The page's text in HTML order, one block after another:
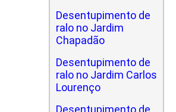
Desentupimento de
ralo no Jardim
Chapadão
Desentupimento de
ralo no Jardim Carlos
Lourenço
Desentupimento de